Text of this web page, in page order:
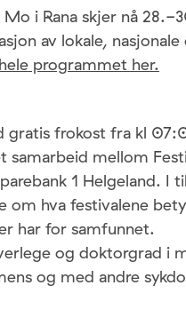
i Rana skjer nå 28.-
av lokale,
programmet her.
gratis frokost fra kl
mellom
1 Helgeland. I
om hva festivalene
har for samfunnet.
og doktorgrad i
og med andre